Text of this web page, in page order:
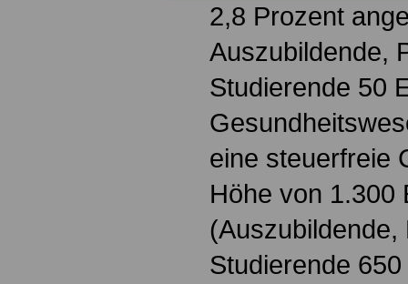
2,8 Prozent
Auszubildende,
Studierende 50
eine steuerfreie
Höhe von 1.300
Studierende